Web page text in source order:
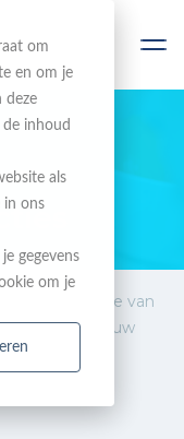
om
en om je
deze
inhoud
als
in ons
gegevens
om je
Assurance van
is voor jouw